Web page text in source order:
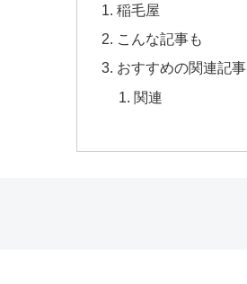
稲毛屋
こんな記事も
おすすめの関連記事
関連